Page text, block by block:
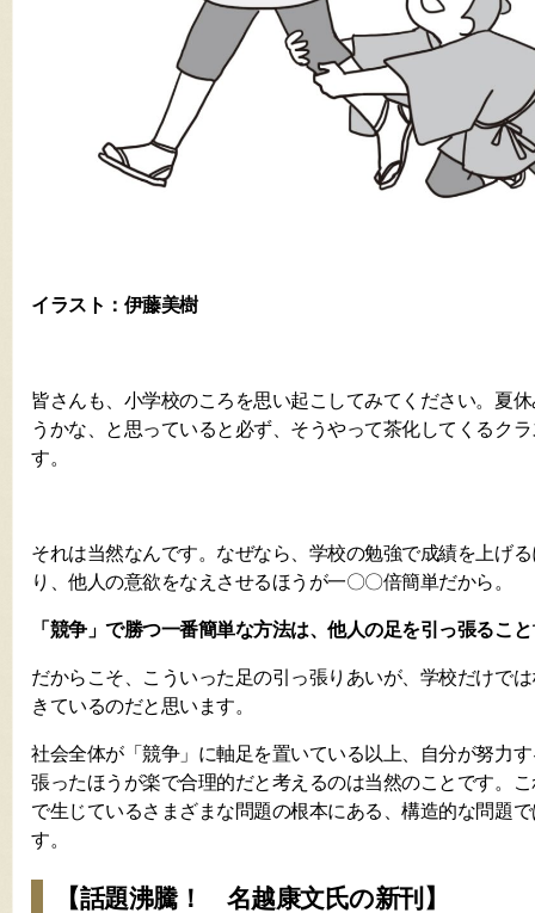
イラスト：伊藤美樹
皆さんも、小学校のころを思い起こしてみてください。夏
うかな、と思っていると必ず、そうやって茶化してくるク
す。
それは当然なんです。なぜなら、学校の勉強で成績を上げ
り、他人の意欲をなえさせるほうが一〇〇倍簡単だから。
「競争」で勝つ一番簡単な方法は、他人の足を引っ張ること
だからこそ、こういった足の引っ張りあいが、学校だけで
きているのだと思います。
社会全体が「競争」に軸足を置いている以上、自分が努力
張ったほうが楽で合理的だと考えるのは当然のことです。
で生じているさまざまな問題の根本にある、構造的な問題
す。
【話題沸騰！ 名越康文氏の新刊】